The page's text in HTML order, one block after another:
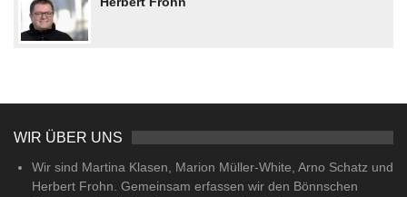
WIR ÜBER UNS
Wir sind Martina Klasen, Marion Müller-White, Arno Schatz und
Herbert Frohn. Gemeinsam erfassen wir den Bönnschen